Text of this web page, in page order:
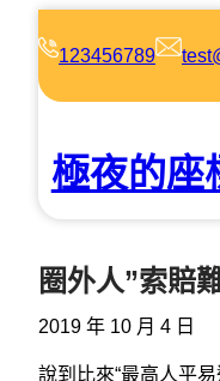
123456789
極夜的座
圈外人”索賠
2019 年 10 月 4 日
說到比來“最高人平